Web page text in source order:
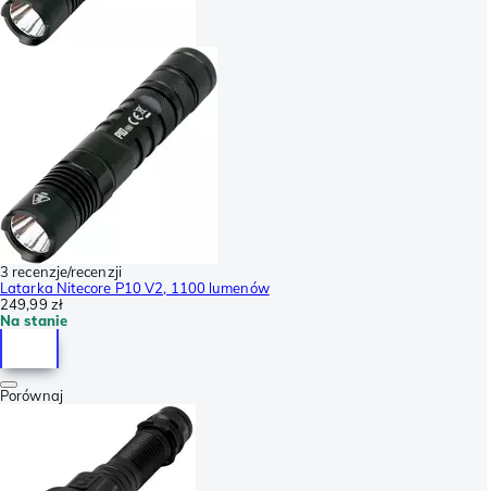
3 recenzje/recenzji
Latarka Nitecore P10 V2, 1100 lumenów
249,99 zł
Na stanie
Porównaj